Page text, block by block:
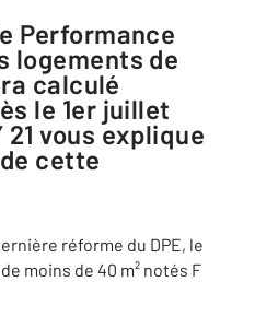
logements de
calculé
le 1er juillet
21 vous explique
cette
réforme du DPE, le
moins de 40 m² notés F